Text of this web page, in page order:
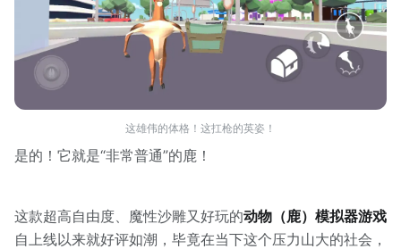
这雄伟的体格！这扛枪的英姿！
是的！它就是“非常普通”的鹿！
这款超高自由度、魔性沙雕又好玩的动物（鹿）模拟器游戏
自上线以来就好评如潮，毕竟在当下这个压力山大的社会，